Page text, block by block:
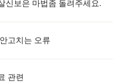
신보은 마법좀 돌려주세요.
고치는 오류
관련